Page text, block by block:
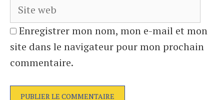
Enregistrer mon nom, mon e-mail et mon
site dans le navigateur pour mon prochain
commentaire.